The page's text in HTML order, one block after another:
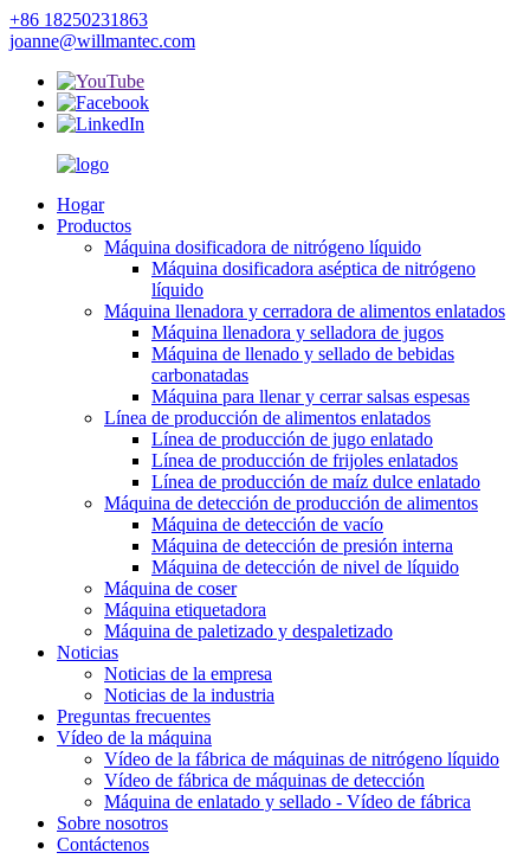
+86 18250231863
joanne@willmantec.com
Hogar
Productos
Máquina dosificadora de nitrógeno líquido
Máquina dosificadora aséptica de nitrógeno
líquido
Máquina llenadora y cerradora de alimentos enlatados
Máquina llenadora y selladora de jugos
Máquina de llenado y sellado de bebidas
carbonatadas
Máquina para llenar y cerrar salsas espesas
Línea de producción de alimentos enlatados
Línea de producción de jugo enlatado
Línea de producción de frijoles enlatados
Línea de producción de maíz dulce enlatado
Máquina de detección de producción de alimentos
Máquina de detección de vacío
Máquina de detección de presión interna
Máquina de detección de nivel de líquido
Máquina de coser
Máquina etiquetadora
Máquina de paletizado y despaletizado
Noticias
Noticias de la empresa
Noticias de la industria
Preguntas frecuentes
Vídeo de la máquina
Vídeo de la fábrica de máquinas de nitrógeno líquido
Vídeo de fábrica de máquinas de detección
Máquina de enlatado y sellado - Vídeo de fábrica
Sobre nosotros
Contáctenos